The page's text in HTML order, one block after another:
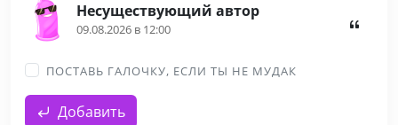
Несуществующий автор
09.08.2026 в 12:00
ПОСТАВЬ ГАЛОЧКУ, ЕСЛИ ТЫ НЕ МУДАК
Добавить